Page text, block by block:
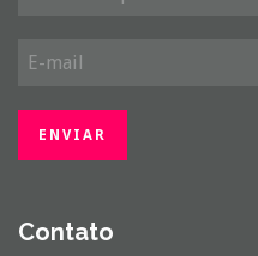
Contato